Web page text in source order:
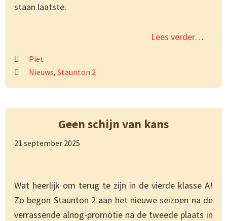
staan laatste.
Lees verder…
Piet
Nieuws, Staunton 2
Geen schijn van kans
21 september 2025
Wat heerlijk om terug te zijn in de vierde klasse A!
Zo begon Staunton 2 aan het nieuwe seizoen na de
verrassende alnog-promotie na de tweede plaats in